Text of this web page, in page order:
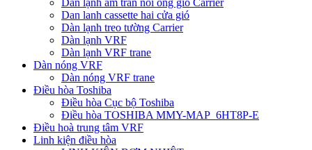
Dàn lạnh âm trần nối ống gió Carrier
Dan lanh cassette hai cửa gió
Dàn lạnh treo tường Carrier
Dàn lạnh VRF
Dàn lạnh VRF trane
Dàn nóng VRF
Dàn nóng VRF trane
Điều hòa Toshiba
Điều hòa Cục bộ Toshiba
Điều hòa TOSHIBA MMY-MAP_6HT8P-E
Điều hoà trung tâm VRF
Linh kiện điều hòa